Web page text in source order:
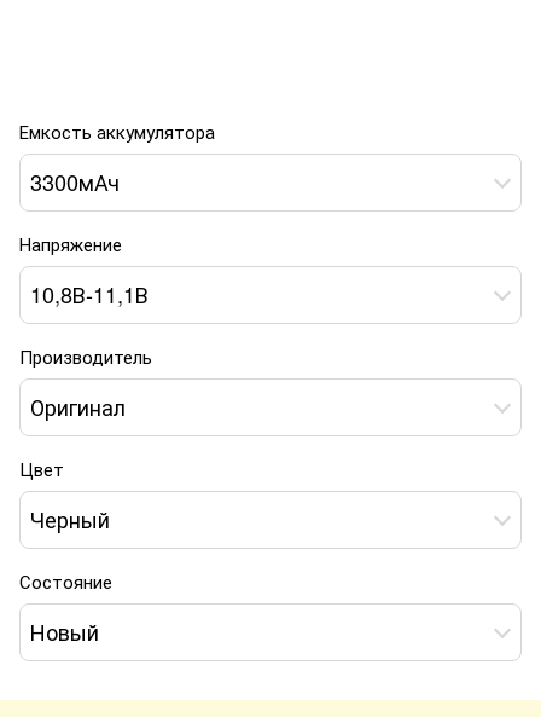
Емкость аккумулятора
3300мАч
Напряжение
10,8В-11,1В
Производитель
Оригинал
Цвет
Черный
Состояние
Новый